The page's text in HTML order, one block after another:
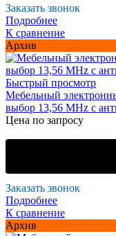
Заказать звонок
Подробнее
К сравнение
Архив
Быстрый просмотр
Мебельный
выбор 13,56 MHz с
Цена по запросу
Заказать звонок
Подробнее
К сравнение
Архив